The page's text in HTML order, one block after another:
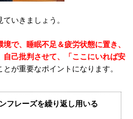
いきましょう。
で、睡眠不足＆疲労状態に置き、
己批判させて、「ここにいれば安
とが重要なポイントになります。
フレーズを繰り返し用いる